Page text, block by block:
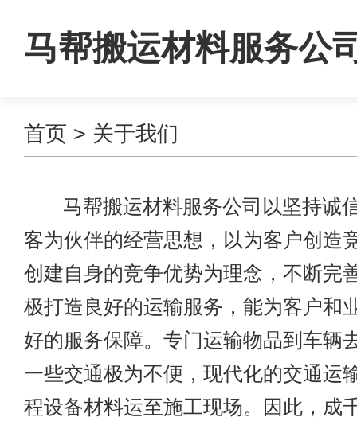
马帮搬运材料服务公
首页 > 关于我们
马帮搬运材料服务公司以坚持诚
客为伙伴的经营思想，以为客户创造
创建自身的竞争优势为理念，不断完
极打造良好的运输服务，能为客户和
好的服务保障。专门运输物品到车辆
一些交通极为不便，现代化的交通运
程设备材料运至施工现场。因此，成